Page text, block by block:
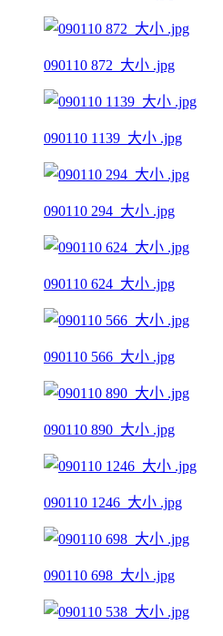
090110 872_大小 .jpg
090110 1139_大小 .jpg
090110 294_大小 .jpg
090110 624_大小 .jpg
090110 566_大小 .jpg
090110 890_大小 .jpg
090110 1246_大小 .jpg
090110 698_大小 .jpg